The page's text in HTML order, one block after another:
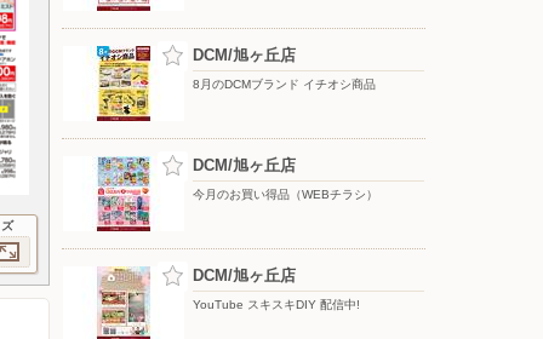
DCM/旭ヶ丘店
8月のDCMブランド イチオシ商品
DCM/旭ヶ丘店
今月のお買い得品（WEBチラシ）
DCM/旭ヶ丘店
YouTube スキスキDIY 配信中!